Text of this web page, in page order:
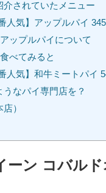
介されていたメニュー
人気】アップルパイ
アップルパイについて
食べてみると
人気】和牛ミートパイ
うなパイ専門店を？
）
ーン コバル